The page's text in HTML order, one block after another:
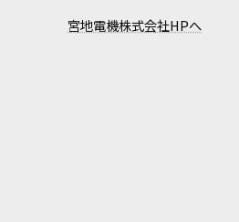
宮地電機株式会社HPへ